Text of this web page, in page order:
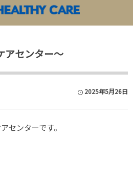
アセンター～
2025年5月26日
センターです。